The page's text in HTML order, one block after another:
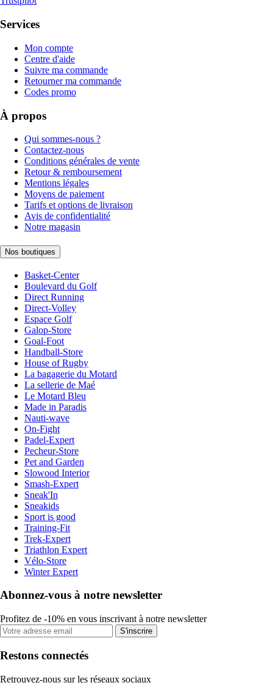
Services
Mon compte
Centre d'aide
Suivre ma commande
Retourner ma commande
Codes promo
À propos
Qui sommes-nous ?
Contactez-nous
Conditions générales de vente
Retour & remboursement
Mentions légales
Moyens de paiement
Tarifs et options de livraison
Avis de confidentialité
Notre magasin
Nos boutiques
Basket-Center
Boulevard du Golf
Direct Running
Direct-Volley
Espace Golf
Galop-Store
Goal-Foot
Handball-Store
House of Rugby
La bagagerie du Motard
La sellerie de Maé
Le Motard Bleu
Made in Paradis
Nauti-wave
On-Fight
Padel-Expert
Pecheur-Store
Pet and Garden
Slowood Interior
Smash-Expert
Sneak'In
Sneakids
Sport is good
Training-Fit
Trek-Expert
Triathlon Expert
Vélo-Store
Winter Expert
Abonnez-vous à notre newsletter
Profitez de -10% en vous inscrivant à notre newsletter
S'inscrire
Restons connectés
Retrouvez-nous sur les réseaux sociaux